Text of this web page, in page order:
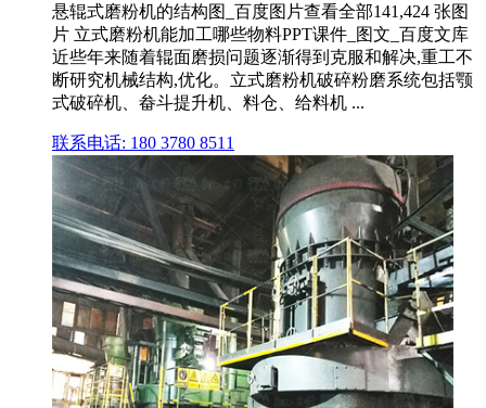
悬辊式磨粉机的结构图_百度图片查看全部141,424 张图
片 立式磨粉机能加工哪些物料PPT课件_图文_百度文库
近些年来随着辊面磨损问题逐渐得到克服和解决,重工不
断研究机械结构,优化。立式磨粉机破碎粉磨系统包括颚
式破碎机、畚斗提升机、料仓、给料机 ...
联系电话: 180 3780 8511